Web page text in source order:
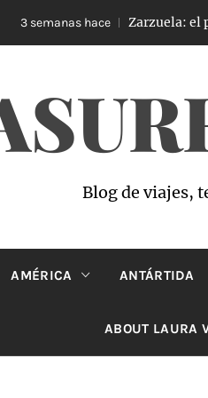
3 semanas hace Zarzuela: el
Blog de viajes,
AMÉRICA ANTÁRTIDA
ABOUT LAURA